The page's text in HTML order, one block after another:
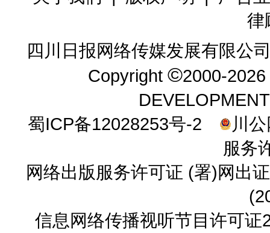
律
四川日报网络传媒发展有限公
Copyright ©2000-
蜀ICP备12028253号-2
川
服务
网络出版服务许可证 (署)网出
信息网络传播视听节目许可